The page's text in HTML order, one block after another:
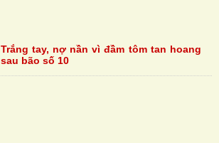
Trắng tay, nợ nần vì đầm tôm tan hoang
sau bão số 10